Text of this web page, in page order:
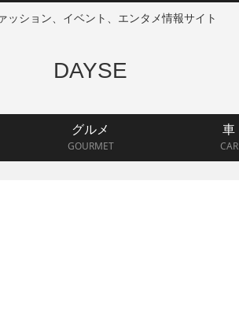
ッション、イベント、エンタメ情報サイト
DAYSE
グルメ
GOURMET
車
CAR